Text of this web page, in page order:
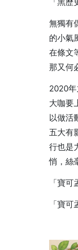
「黑歷
無獨有
的小氣
在條文
那又何
2020
大咖要
以做活
五大有
行也是
悄，絲
「寶
「寶